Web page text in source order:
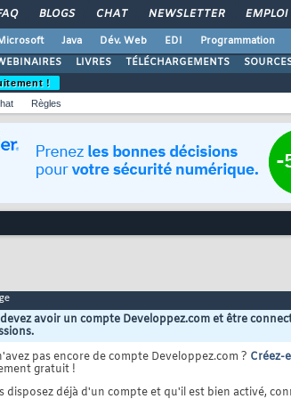
BLOGS CHAT NEWSLETTER EMPLOI
Java Dév. Web EDI Programmation
LIVRES TÉLÉCHARGEMENTS
!
Règles
avoir un compte Developpez.com et être
pas encore de compte Developpez.com ? Créez-
gratuit !
disposez déjà d'un compte et qu'il est bien activé,